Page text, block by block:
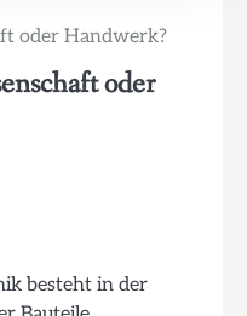
oder Handwerk?
oder
besteht in der